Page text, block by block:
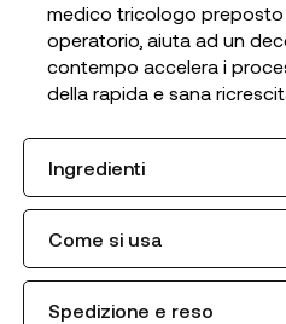
medico tricologo
operatorio, aiuta ad un
contempo accelera i
della rapida e sana
Ingredienti
Come si usa
Spedizione e reso